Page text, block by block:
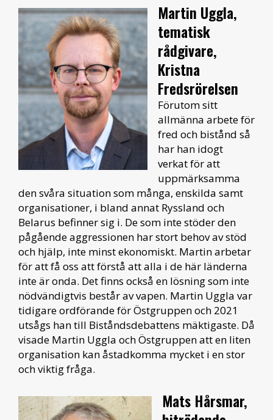
Martin Uggla,
tematisk
rådgivare,
Kristna
Fredsrörelsen
Förutom sitt
allmänna arbete för
fred och bistånd så
har han idogt
verkat för att
uppmärksamma
den svåra situation som många, enskilda samt
organisationer, i bland annat Ryssland och
Belarus befinner sig i. De som inte stöder den
pågående aggressionen har stort behov av stöd
och hjälp, inte minst ekonomiskt. Martin arbetar
för att få oss att förstå att alla i de här länderna
inte är onda. Det finns också en lösning som inte
nödvändigtvis består av vapen. Martin Uggla var
tidigare ordförande för Östgruppen och 2021
utsågs han till Biståndsdebattens mäktigaste. Då
visade Martin Uggla och Östgruppen att en liten
organisation kan åstadkomma mycket i en stor
och viktig fråga.
Mats Hårsmar,